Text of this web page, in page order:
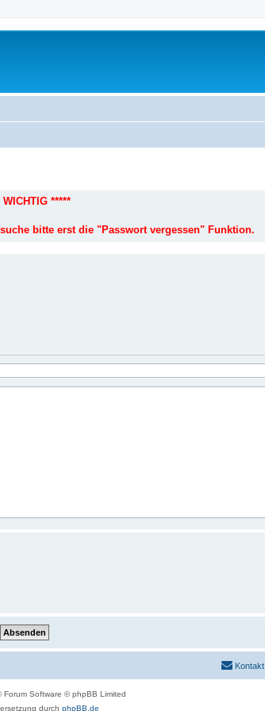
WICHTIG *****
bitte erst die "Passwort vergessen" Funktion.
Kontakt
Forum Software © phpBB Limited
durch phpBB.de